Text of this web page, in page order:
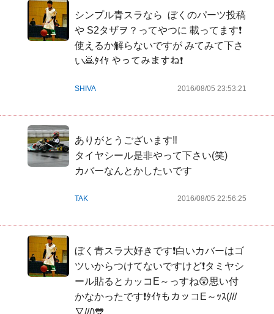
シンプル青スラなら  ぼくのパーツ投稿
や S2タザヲ？ってやつに 載ってます❗
使えるか解らないですが みてみて下さ
い🙇ﾀｲﾔ やってみますね❗
SHIVA 2016/08/05 23:53:21
ありがとうございます‼
タイヤシール是非やって下さい(笑)
カバーなんとかしたいです
TAK 2016/08/05 22:56:25
ぼく青スラ大好きです❗白いカバーはゴ
ツいからつけてないですけど❗タミヤシ
ール貼るとカッコE～っすね😲思い付
かなかったです❗ﾀｲﾔもカッコE～ｯｽ(///
∇///)💙